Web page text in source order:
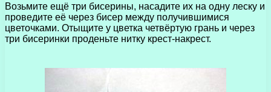
Возьмите ещё три бисерины, насадите их на одну леску и
проведите её через бисер между получившимися
цветочками. Отыщите у цветка четвёртую грань и через
три бисеринки проденьте нитку крест-накрест.